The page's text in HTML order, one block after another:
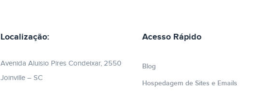
Localização:
Avenida Aluisio Pires Condeixar, 2550
Joinville – SC
Acesso Rápido
Blog
Hospedagem de Sites e Emails